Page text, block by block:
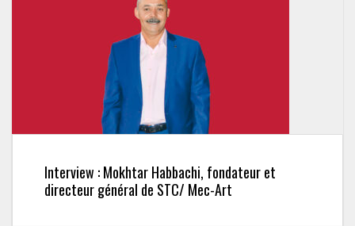
Interview : Mokhtar Habbachi, fondateur et
directeur général de STC/ Mec-Art